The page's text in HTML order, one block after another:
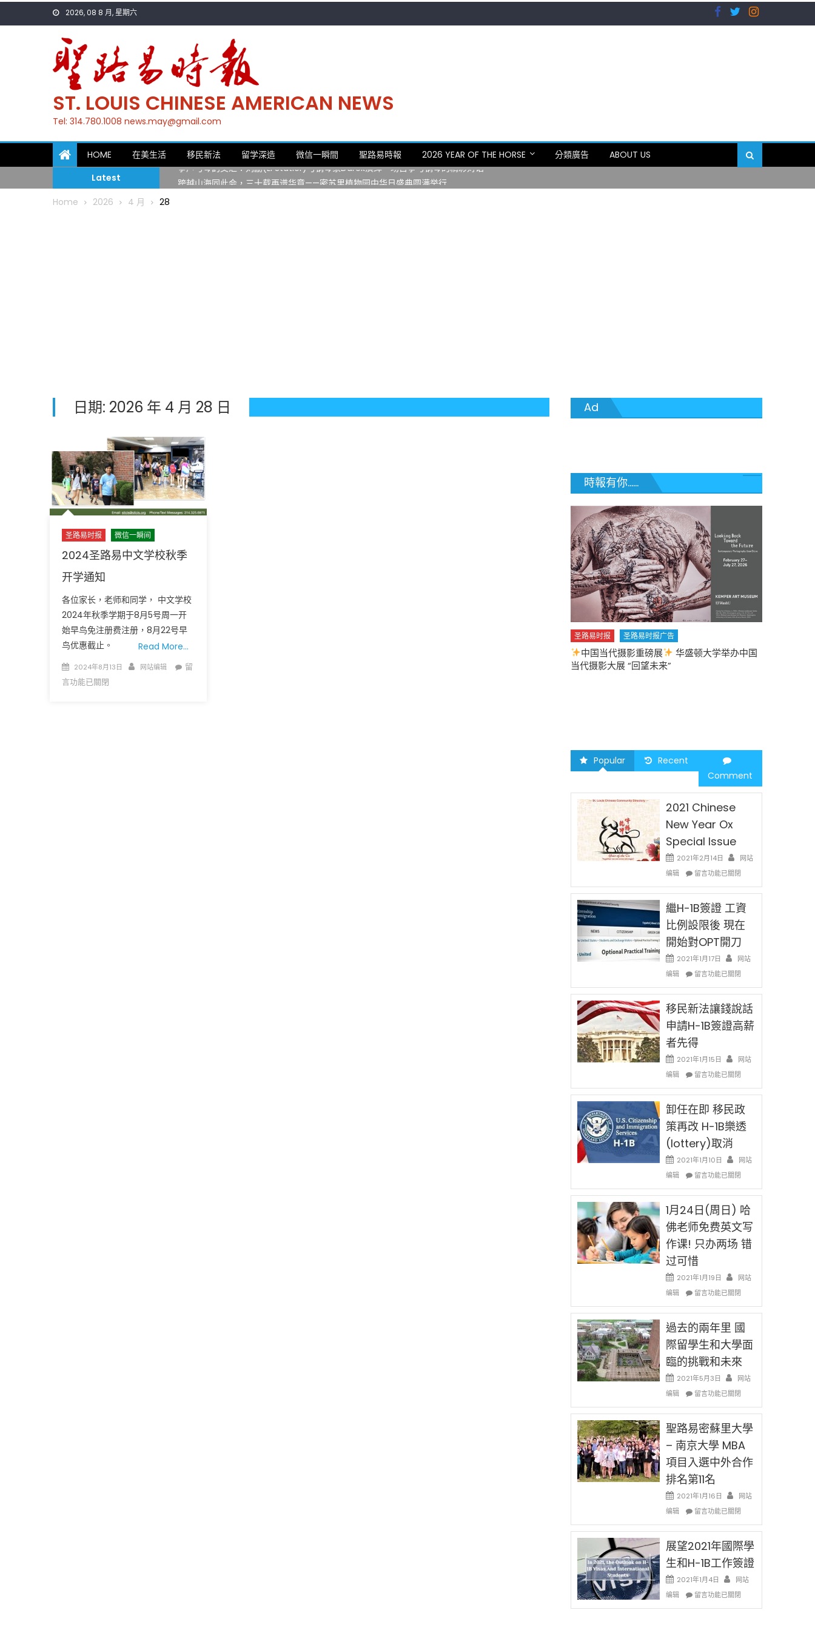
2026, 08 8 月, 星期六
ST. LOUIS CHINESE AMERICAN NEWS
Tel: 314.780.1008 news.may@gmail.com
HOME 在美生活 移民新法 留学深造 微信一瞬間 聖路易時報 2026 YEAR OF THE HORSE 分類廣告
ABOUT US
Latest
一晃三十年，初夏又相逢。中华日，等你来赴约 —— 密苏里植物园“中华日三十周年特别报道（五）
筝声与琴韵交汇：刘励(Li Statler)与钢琴家Darek演绎一场古筝与钢琴的精彩对话
跨越山海同此会，三十载再谱华章——密苏里植物园中华日盛典圆满举行
Home 2026 4 月 28
日期: 2026 年 4 月 28 日
圣路易时报 微信一瞬间
2024圣路易中文学校秋季
开学通知
各位家长，老师和同学， 中文学校
2024年秋季学期于8月5号周一开
始早鸟免注册费注册，8月22号早
鸟优惠截止。
Read More…
Posted
on
2024年8月13日 Author
网站编辑
在
留
言功能已關閉
Ad
時報有你......
圣路易时报
免费健康检查 无需预约 免费赠送血压计供符合
圣路易时报 圣路易时报广告
中国当代摄影重磅展
华盛顿大学举办中国
当代摄影大展 “回望未来”
Popular
Recent
Comment
2021 Chinese
New Year Ox
Special Issue
2021年2月14日
网站
编辑
在
Chinese
New
Year
Ox
Special
中
留言功能已關閉
繼H-1B簽證 工資
比例設限後 現在
開始對OPT開刀
2021年1月17日
网站
编辑
在
H-
1B
簽
證
工
比
例
設
限
後
現
在
開
始
OPT
開
中
留言功能已關閉
移民新法讓錢說話
申請H-1B簽證高薪
者先得
2021年1月15日
网站
编辑
在
民
新
法
讓
錢
話
申
請
H-
1B
簽
證
高
薪
者
先
得〉
留言功能已關閉
卸任在即 移民政
策再改 H-1B樂透
(lottery)取消
2021年1月10日
网站
编辑
在
任
在
即
移
民
政
策
再
改
H-
1B
樂
透
(lottery)
取
消〉
中
留言功能已關閉
1月24日(周日) 哈
佛老师免费英文写
作课! 只办两场 错
过可惜
2021年1月19日
网站
编辑
在
月
24
日
(周
日)
佛
老
师
免
费
英
文
写
作
课!
只
办
场
错
可
惜〉
中
留言功能已關閉
過去的兩年里 國
際留學生和大學面
臨的挑戰和未來
2021年5月3日
网站
编辑
在
去
的
兩
年
里
國
際
留
學
生
和
大
學
面
臨
挑
戰
留言功能已關閉
聖路易密蘇里大學
– 南京大學 MBA
項目入選中外合作
排名第11名
2021年1月16日
网站
编辑
在
路
易
蘇
里
大
學
–
留言功能已關閉
展望2021年國際學
生和H-1B工作簽證
2021年1月4日
网站
编辑
在
留言功能已關閉